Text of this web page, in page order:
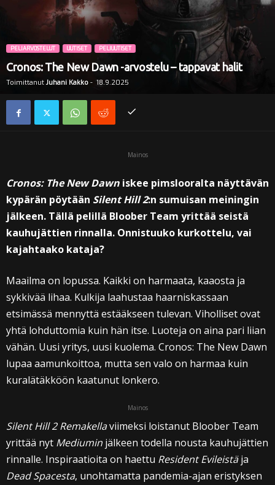
PELIARVOSTELUT UUTISET PELIUUTISET
Cronos: The New Dawn -arvostelu – tappavat halit
Toimittanut Juhani Kakko - 18.9.2025
Mainos
Cronos: The New Dawn iskee pimslooralta näyttävän
kypärän pöytään Silent Hill 2:n sumuisan meiningin
jälkeen. Tällä pelillä Bloober Team yrittää seistä
kauhujättien rinnalla. Onnistuuko kurkottelu, vai
kajahtaako kataja?
Maailma on lopussa. Kaikki on harmaata, kaaosta ja
sykkivää lihaa. Kulkija laahustaa haarniskassaan
etsimässä mennyttä estääkseen tulevan. Viholliset ovat
yhtä lohduttomia kuin hän itse. Luoteja on aina pari liian
vähän. Uusi yritys, uusi kuolema. Cronos: The New Dawn
lupaa aamunkoittoa, mutta sen valo on harmaa kuin
kuralätäkköön kaatunut lonkero.
Mainos
Silent Hill 2 Remakellaviimeksi loistanut Bloober Team
yrittää nyt Mediumin jälkeen todella nousta kauhujättien
rinnalle. Inspiraatioita on haettu Resident Evileistäja
Dead Spacesta, unohtamatta pandemia-ajan eristyksen